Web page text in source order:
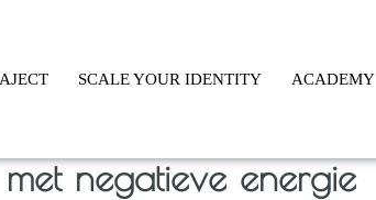
SCALE YOUR IDENTITY ACADEMY
negatieve energie